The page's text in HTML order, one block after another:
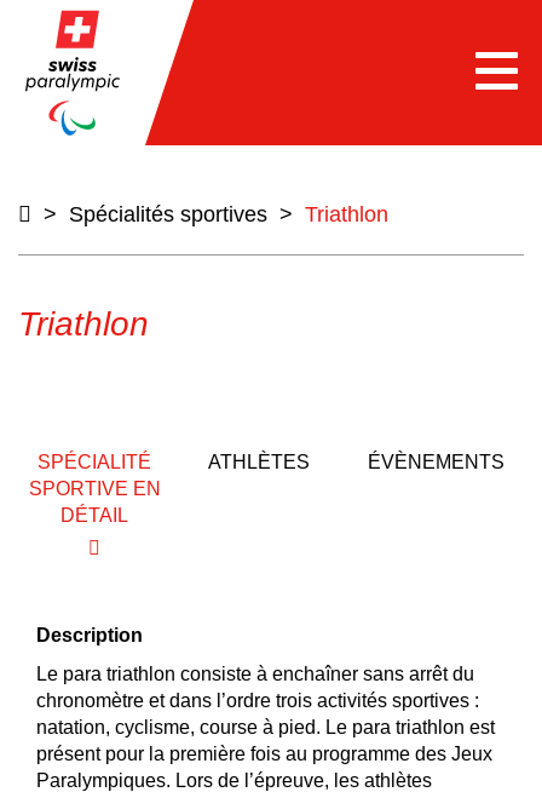
> Spécialités sportives > Triathlon
Triathlon
SPÉCIALITÉ
SPORTIVE EN
DÉTAIL
ATHLÈTES ÉVÈNEMENTS
Description
Le para triathlon consiste à enchaîner sans arrêt du
chronomètre et dans l’ordre trois activités sportives :
natation, cyclisme, course à pied. Le para triathlon est
présent pour la première fois au programme des Jeux
Paralympiques. Lors de l’épreuve, les athlètes